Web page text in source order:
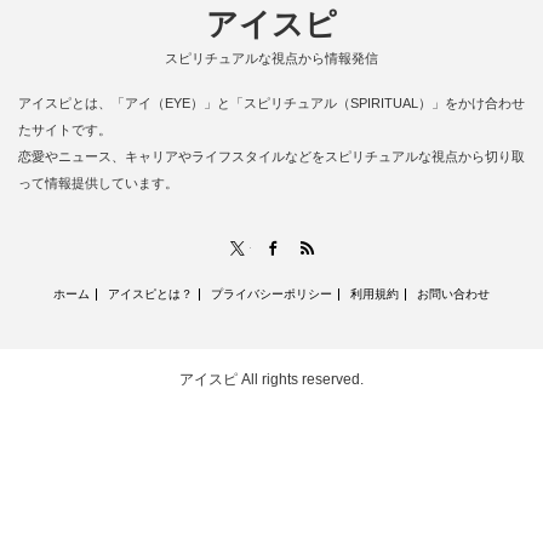
アイスピ
スピリチュアルな視点から情報発信
アイスピとは、「アイ（EYE）」と「スピリチュアル（SPIRITUAL）」をかけ合わせ
たサイトです。
恋愛やニュース、キャリアやライフスタイルなどをスピリチュアルな視点から切り取
って情報提供しています。
Facebook
ホーム アイスピとは？ プライバシーポリシー 利用規約 お問い合わせ
アイスピ All rights reserved.